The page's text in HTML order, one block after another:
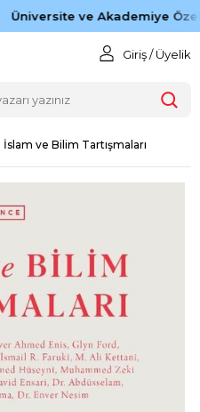
Üniversite ve Akademiye Özel
Giriş / Üyelik
İslam ve Bilim Tartışmaları